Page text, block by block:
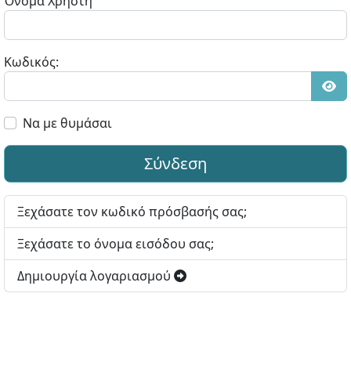
Κωδικός:
Να με θυμάσαι
Σύνδεση
Ξεχάσατε τον κωδικό πρόσβασής σας;
Ξεχάσατε το όνομα εισόδου σας;
Δημιουργία λογαριασμού